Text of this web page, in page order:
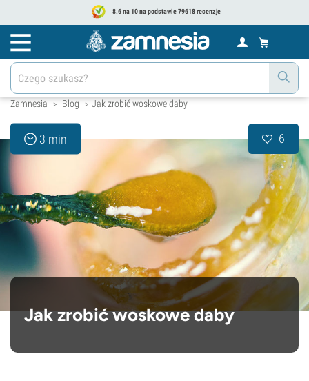
8.6 na 10 na podstawie 79618 recenzje
Zamnesia > Blog > Jak zrobić woskowe daby
3 min 6
Jak zrobić woskowe daby